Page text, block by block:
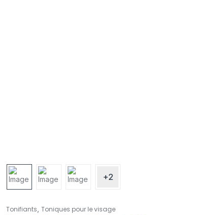
+2
Tonifiants Toniques pour le visage